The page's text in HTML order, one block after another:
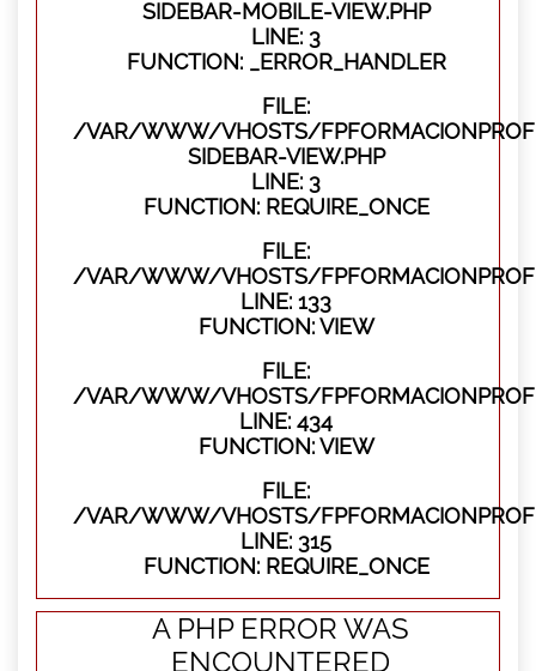
SIDEBAR-MOBILE-VIEW.PHP
LINE: 3
FUNCTION: _ERROR_HANDLER
FILE:
/VAR/WWW/VHOSTS/
SIDEBAR-VIEW.PHP
LINE: 3
FUNCTION: REQUIRE_ONCE
FILE:
/VAR/WWW/VHOSTS/
LINE: 133
FUNCTION: VIEW
FILE:
/VAR/WWW/VHOSTS/
LINE: 434
FUNCTION: VIEW
FILE:
/VAR/WWW/VHOSTS/
LINE: 315
FUNCTION: REQUIRE_ONCE
A PHP ERROR WAS
ENCOUNTERED